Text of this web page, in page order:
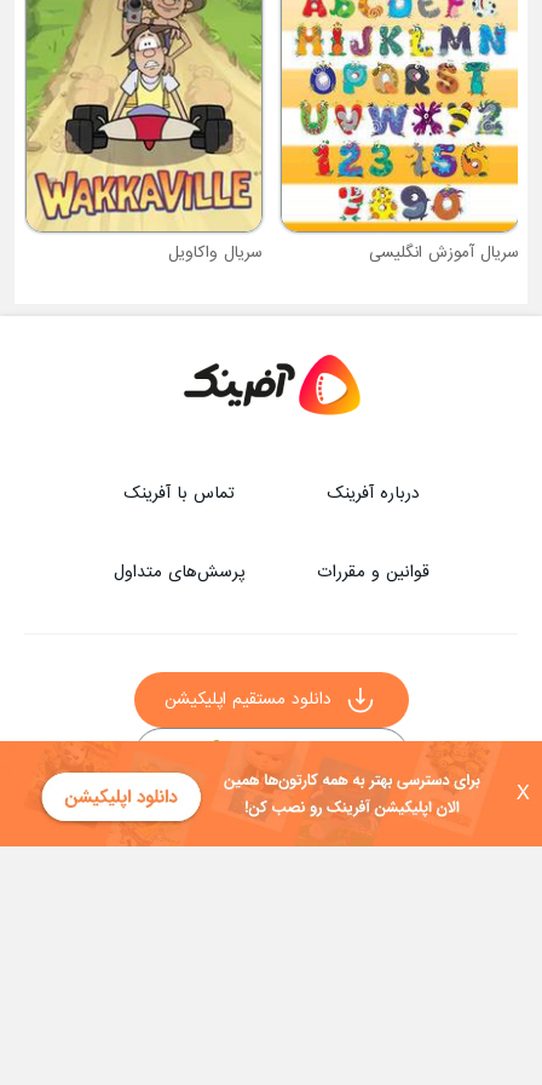
X
سریال آموزش انگلیسی سریال واکاویل
درباره آفرینک تماس با آفرینک
قوانین و مقررات پرسش‌های متداول
دانلود مستقیم اپلیکیشن
سایر راه‌های دانلود آفرینک